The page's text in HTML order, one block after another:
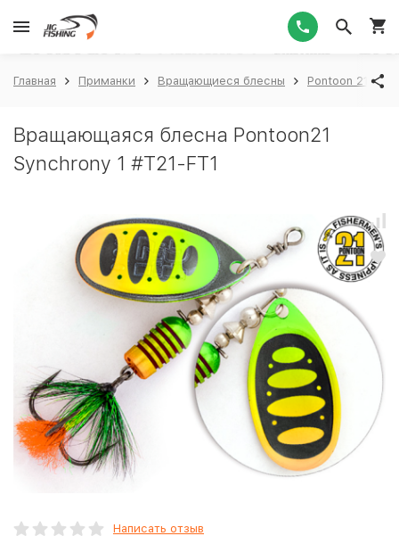
Главная Приманки Вращающиеся блесны Pontoon 21
Вращающаяся блесна Pontoon21
Synchrony 1 #T21-FT1
Написать отзыв